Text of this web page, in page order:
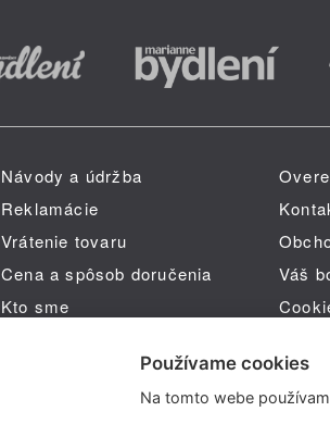
Návody a údržba
Reklamácie
Vrátenie tovaru
Cena a spôsob doručenia
Kto sme
Váš
Používame cookies
Na tomto webe